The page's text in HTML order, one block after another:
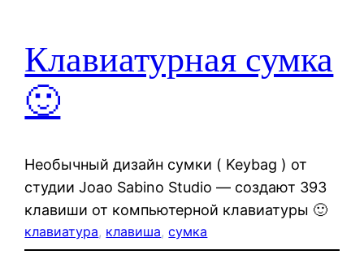
Клавиатурная сумка
🙂
Необычный дизайн сумки ( Keybag ) от
студии Joao Sabino Studio — создают 393
клавиши от компьютерной клавиатуры 🙂
клавиатура, клавиша, сумка